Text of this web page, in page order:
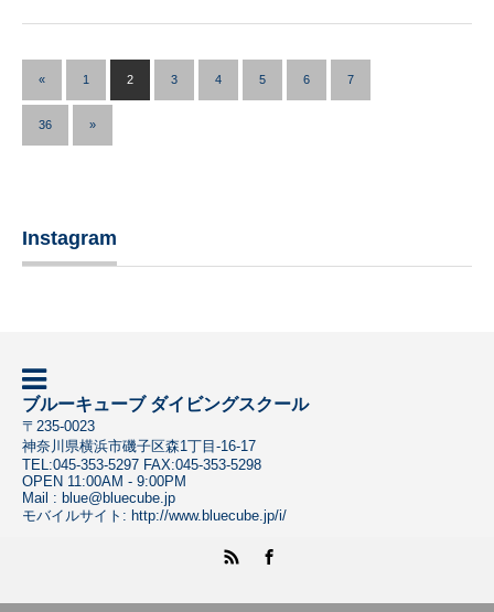
« 1 2 3 4 5 6 7
36 »
Instagram
ブルーキューブ ダイビングスクール
〒 235-0023
神奈川県横浜市磯子区森1丁目-16-17
TEL:045-353-5297 FAX:045-353-5298
OPEN 11:00AM - 9:00PM
Mail : blue@bluecube.jp
モバイルサイト: http://www.bluecube.jp/i/